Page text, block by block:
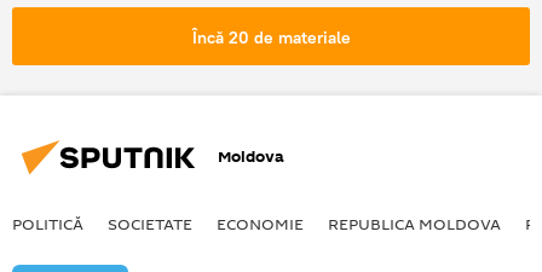
deces
Încă 20 de materiale
Moldova
POLITICĂ SOCIETATE ECONOMIE REPUBLICA MOLDOVA